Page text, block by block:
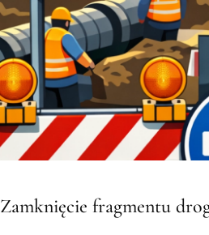
Zamknięcie fragmentu